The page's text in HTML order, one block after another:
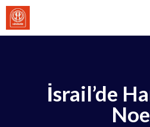
İçeriğe
atla
İsrail’de